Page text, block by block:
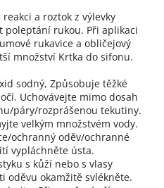
a roztok z výlevky
poleptání rukou. Při aplikaci
rukavice a obličejový
množství Krtka do sifonu.
sodný, Způsobuje těžké
Uchovávejte mimo dosah
páry/rozprášenou tekutiny.
velkým množstvém vody.
ochranný oděv/ochranné
vypláchněte ústa.
s kůží nebo s vlasy
oděvu okamžitě svlékněte.